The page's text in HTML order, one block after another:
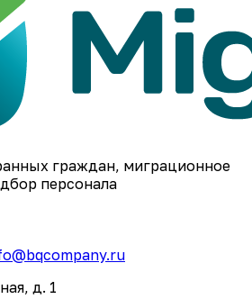
граждан, миграционное
персонала
д. 1